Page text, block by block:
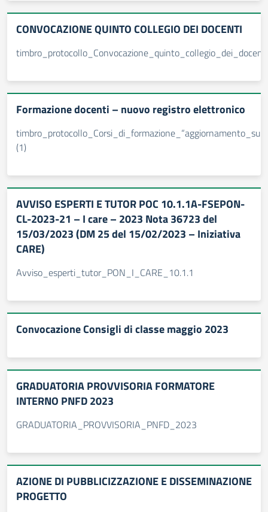
CONVOCAZIONE QUINTO COLLEGIO DEI DOCENTI
timbro_protocollo_Convocazione_quinto_collegio_dei_docenti
Formazione docenti – nuovo registro elettronico
(1)
AVVISO ESPERTI E TUTOR POC 10.1.1A-FSEPON-
CL-2023-21 – I care – 2023 Nota 36723 del
15/03/2023 (DM 25 del 15/02/2023 – Iniziativa
CARE)
Avviso_esperti_tutor_PON_I_CARE_10.1.1
Convocazione Consigli di classe maggio 2023
GRADUATORIA PROVVISORIA FORMATORE
INTERNO PNFD 2023
GRADUATORIA_PROVVISORIA_PNFD_2023
AZIONE DI PUBBLICIZZAZIONE E DISSEMINAZIONE
PROGETTO